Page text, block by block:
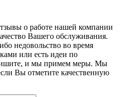
о работе нашей компании
Вашего обслуживания.
недовольство во время
или есть идеи по
и мы примем меры. Мы
Вы отметите качественную